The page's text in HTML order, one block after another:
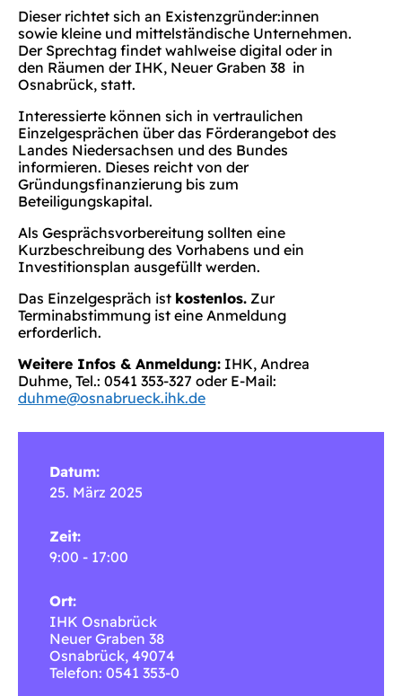
Dieser richtet sich an Existenzgründer:innen
sowie kleine und mittelständische Unternehmen.
Der Sprechtag findet wahlweise digital oder in
den Räumen der IHK, Neuer Graben 38 in
Osnabrück, statt.
Interessierte können sich in vertraulichen
Einzelgesprächen über das Förderangebot des
Landes Niedersachsen und des Bundes
informieren. Dieses reicht von der
Gründungsfinanzierung bis zum
Beteiligungskapital.
Als Gesprächsvorbereitung sollten eine
Kurzbeschreibung des Vorhabens und ein
Investitionsplan ausgefüllt werden.
Das Einzelgespräch ist kostenlos. Zur
Terminabstimmung ist eine Anmeldung
erforderlich.
Weitere Infos & Anmeldung: IHK, Andrea
Duhme, Tel.: 0541 353-327 oder E-Mail:
duhme@osnabrueck.ihk.de
Datum:
25. März 2025
Zeit:
9:00 - 17:00
Ort:
IHK Osnabrück
Neuer Graben 38
Osnabrück, 49074
Telefon: 0541 353-0